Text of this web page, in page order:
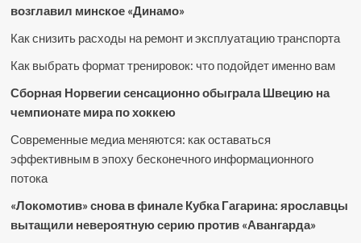
возглавил минское «Динамо»
Как снизить расходы на ремонт и эксплуатацию транспорта
Как выбрать формат тренировок: что подойдет именно вам
Сборная Норвегии сенсационно обыграла Швецию на
чемпионате мира по хоккею
Современные медиа меняются: как оставаться
эффективным в эпоху бесконечного информационного
потока
«Локомотив» снова в финале Кубка Гагарина: ярославцы
вытащили невероятную серию против «Авангарда»